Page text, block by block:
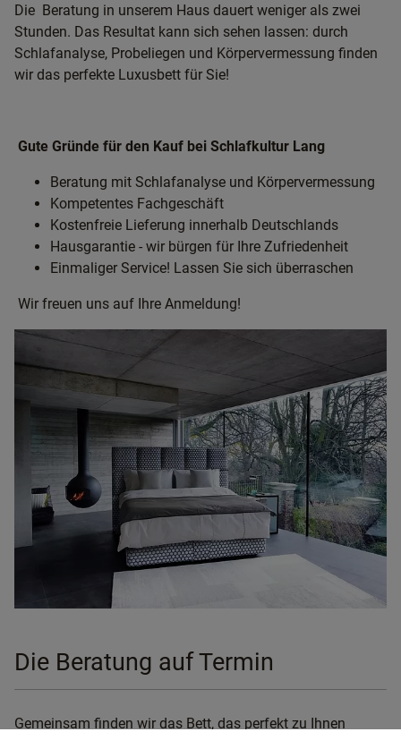
Die Beratung in unserem Haus dauert weniger als zwei
Stunden. Das Resultat kann sich sehen lassen: durch
Schlafanalyse, Probeliegen und Körpervermessung finden
wir das perfekte Luxusbett für Sie!
Gute Gründe für den Kauf bei Schlafkultur Lang
Beratung mit Schlafanalyse und Körpervermessung
Kompetentes Fachgeschäft
Kostenfreie Lieferung innerhalb Deutschlands
Hausgarantie - wir bürgen für Ihre Zufriedenheit
Einmaliger Service! Lassen Sie sich überraschen
Wir freuen uns auf Ihre Anmeldung!
Die Beratung auf Termin
Gemeinsam finden wir das Bett, das perfekt zu Ihnen